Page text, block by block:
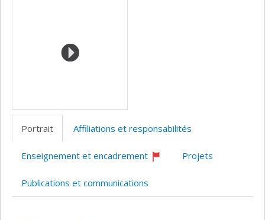
Portrait Affiliations et responsabilités
Enseignement et encadrement
Projets
Publications et communications